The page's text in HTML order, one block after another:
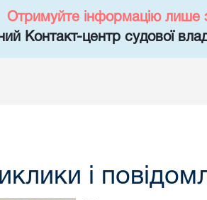
Отримуйте інформацію лише
Контакт-центр судової
і